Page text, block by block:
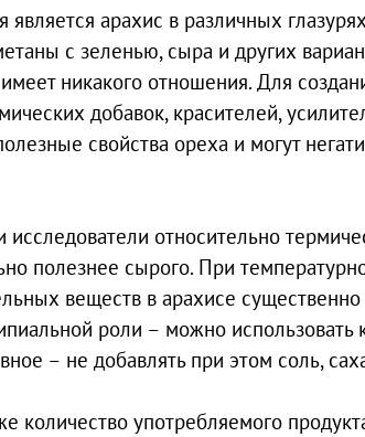
арахис в различных
с зеленью, сыра и других
никакого отношения. Для
добавок, красителей,
свойства ореха и могут
относительно
полезнее сырого. При
веществ в арахисе
роли – можно использовать
– не добавлять при этом соль,
количество употребляемого